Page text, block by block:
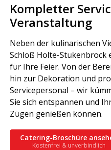
Kompletter
Veranstaltung
Neben der kulinarischen
Schloß Holte-Stukenbrock
für Ihre Feier. Von der
hin zur Dekoration und
Servicepersonal – wir
Sie sich entspannen und
Zügen genießen können.
Catering-Broschüre
Kostenfrei & unverbindlich